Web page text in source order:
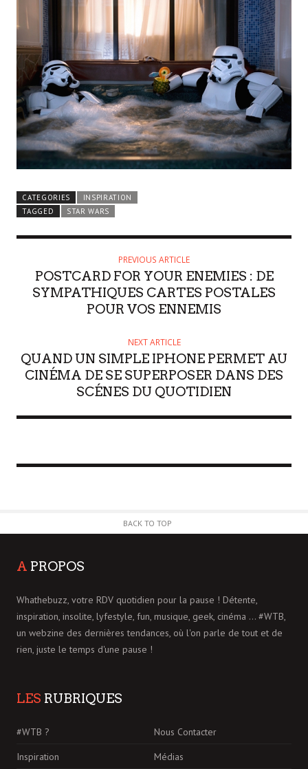
CATEGORIES
INSPIRATION
TAGGED
STAR WARS
PREVIOUS ARTICLE
POSTCARD FOR YOUR ENEMIES : DE
SYMPATHIQUES CARTES POSTALES
POUR VOS ENNEMIS
NEXT ARTICLE
QUAND UN SIMPLE IPHONE PERMET AU
CINÉMA DE SE SUPERPOSER DANS DES
SCÉNES DU QUOTIDIEN
BACK TO TOP
A PROPOS
Whathebuzz, votre RDV quotidien pour la pause ! Détente,
inspiration, insolite, lyfestyle, fun, musique, geek, cinéma ... #WTB,
un webzine des dernières tendances, où l'on parle de tout et de
rien, juste le temps d'une pause !
LES RUBRIQUES
#WTB ?
Nous Contacter
Inspiration
Médias